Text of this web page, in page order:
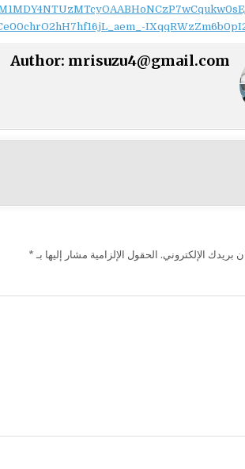
Author: mrisuzu4@gmail.com
بريدك الإلكتروني. الحقول الإلزامية مشار إليها بـ *